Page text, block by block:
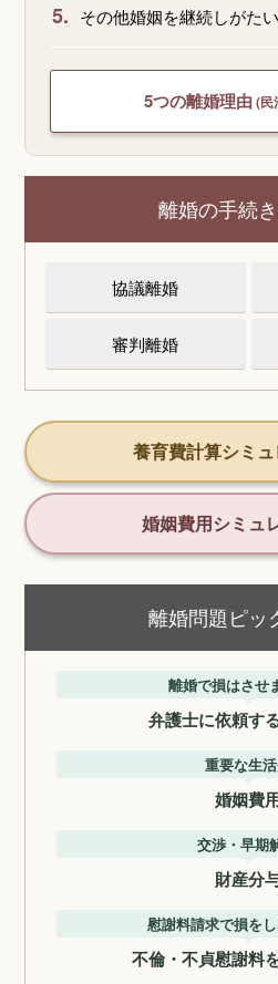
5. その他婚姻を継続しがた
5つの離婚理由 (民
離婚の手続
協議離婚
審判離婚
養育費計算シミ
婚姻費用シミュ
離婚問題ピッ
離婚で損はさせ
弁護士に依頼す
重要な生
婚姻費
交渉・早期
財産分
慰謝料請求で損を
不倫・不貞慰謝料